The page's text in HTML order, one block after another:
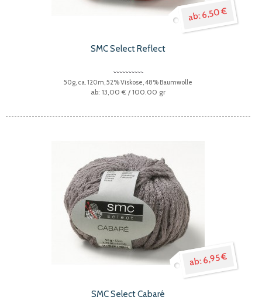
6,50 €
SMC Select Reflect
50g, ca. 120m, 52% Viskose, 48% Baumwolle
13,00 € / 100.00 gr
6,95 €
SMC Select Cabaré